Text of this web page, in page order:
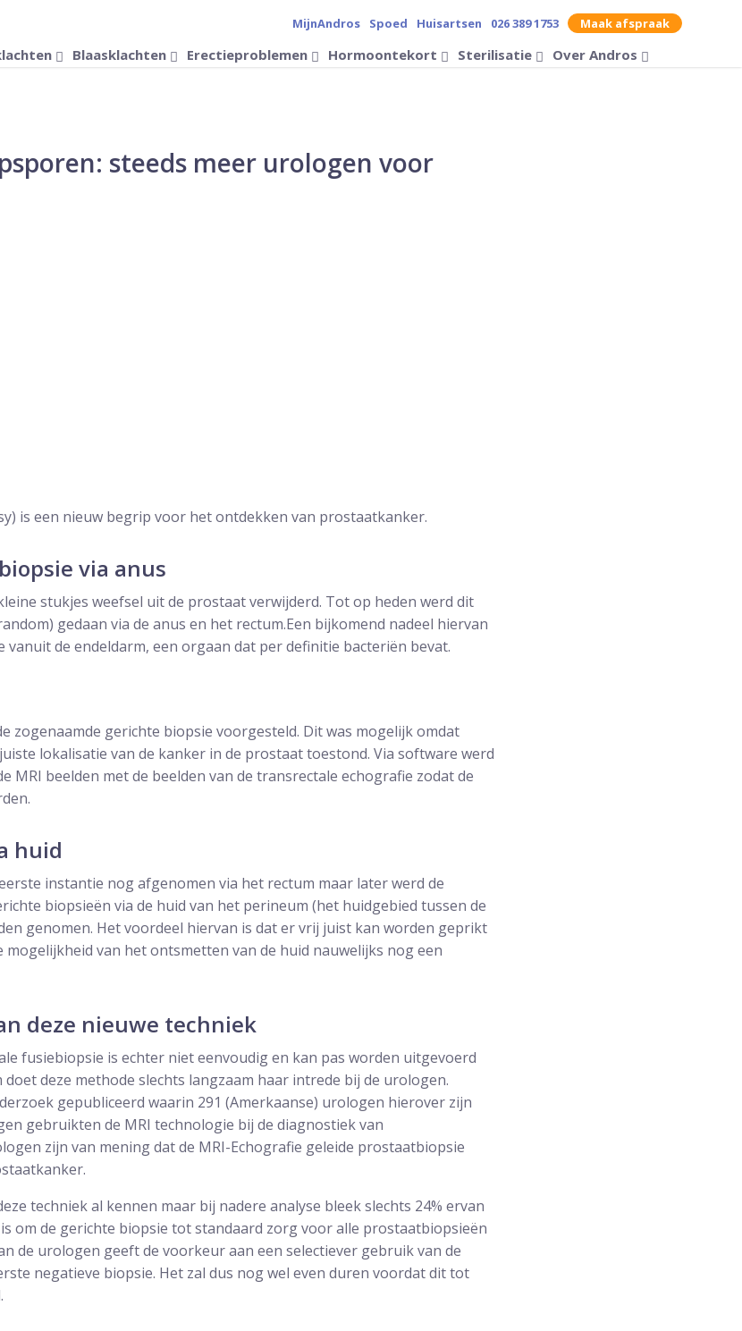
Verander contrast op de website
MijnAndros Spoed Huisartsen 026 389 1753 Maak afspraak
Blaasklachten Erectieproblemen Hormoontekort Sterilisatie Over Andros
steeds meer urologen voor
is een nieuw begrip voor het ontdekken van prostaatkanker.
via anus
stukjes weefsel uit de prostaat verwijderd. Tot op heden werd dit
gedaan via de anus en het rectum.Een bijkomend nadeel hiervan
vanuit de endeldarm, een orgaan dat per definitie bacteriën bevat.
zogenaamde gerichte biopsie voorgesteld. Dit was mogelijk omdat
lokalisatie van de kanker in de prostaat toestond. Via software werd
MRI beelden met de beelden van de transrectale echografie zodat de
huid
instantie nog afgenomen via het rectum maar later werd de
biopsieën via de huid van het perineum (het huidgebied tussen de
genomen. Het voordeel hiervan is dat er vrij juist kan worden geprikt
van het ontsmetten van de huid nauwelijks nog een
deze nieuwe techniek
fusiebiopsie is echter niet eenvoudig en kan pas worden uitgevoerd
deze methode slechts langzaam haar intrede bij de urologen.
gepubliceerd waarin 291 (Amerkaanse) urologen hierover zijn
gebruikten de MRI technologie bij de diagnostiek van
zijn van mening dat de MRI-Echografie geleide prostaatbiopsie
techniek al kennen maar bij nadere analyse bleek slechts 24% ervan
om de gerichte biopsie tot standaard zorg voor alle prostaatbiopsieën
de urologen geeft de voorkeur aan een selectiever gebruik van de
negatieve biopsie. Het zal dus nog wel even duren voordat dit tot